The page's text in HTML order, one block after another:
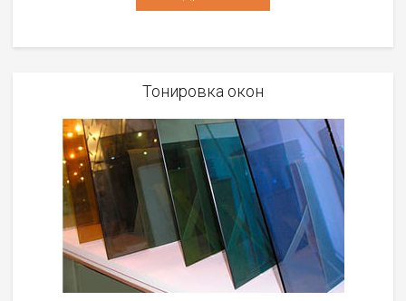
Тонировка окон